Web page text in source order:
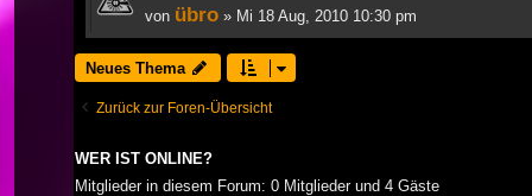
von übro » Mi 18 Aug, 2010 10:30 pm
Neues Thema
Zurück zur Foren-Übersicht
WER IST ONLINE?
Mitglieder in diesem Forum: 0 Mitglieder und 4 Gäste